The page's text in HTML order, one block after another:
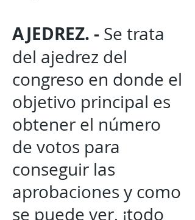
AJEDREZ. - Se trata
del ajedrez del
congreso en donde el
objetivo principal es
obtener el número
de votos para
conseguir las
aprobaciones y como
se puede ver, ¡todo